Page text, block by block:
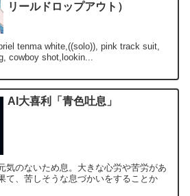
リールドロップアウト）
tenma white,((solo)), pink track suit,
cowboy shot,lookin...
AI大喜利「青色吐息」
気のないため息。大きな心労や苦労があ
て、苦しそうな息づかいをすることか